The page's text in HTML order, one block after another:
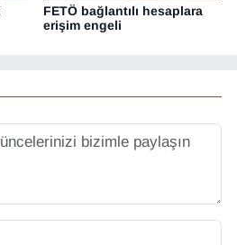
FETÖ bağlantılı hesaplara
erişim engeli